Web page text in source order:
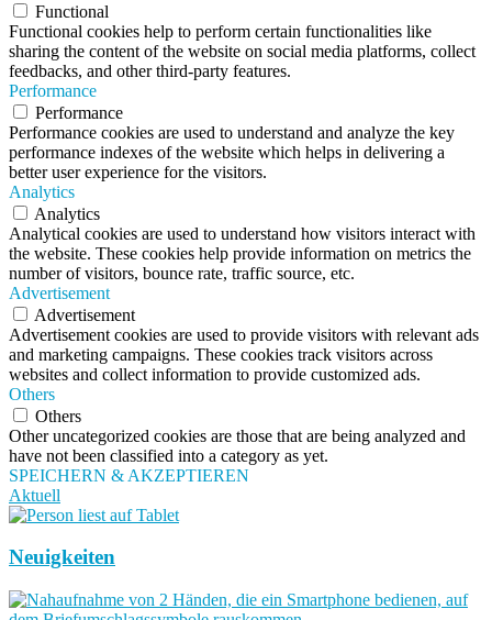
Functional
Functional cookies help to perform certain functionalities like
sharing the content of the website on social media platforms, collect
feedbacks, and other third-party features.
Performance
Performance
Performance cookies are used to understand and analyze the key
performance indexes of the website which helps in delivering a
better user experience for the visitors.
Analytics
Analytics
Analytical cookies are used to understand how visitors interact with
the website. These cookies help provide information on metrics the
number of visitors, bounce rate, traffic source, etc.
Advertisement
Advertisement
Advertisement cookies are used to provide visitors with relevant ads
and marketing campaigns. These cookies track visitors across
websites and collect information to provide customized ads.
Others
Others
Other uncategorized cookies are those that are being analyzed and
have not been classified into a category as yet.
SPEICHERN & AKZEPTIEREN
Aktuell
Neuigkeiten